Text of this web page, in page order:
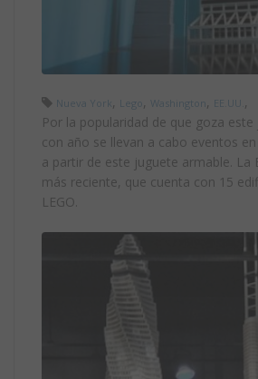
Nueva York Lego Washington EE.UU.
Por la popularidad de que goza
con año se llevan a cabo eventos
a partir de este juguete armable. La
más reciente, que cuenta con 15
LEGO.